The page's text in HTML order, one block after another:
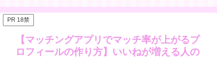
PR 18禁
【マッチングアプリでマッチ率が上がるプ
ロフィールの作り方】いいねが増える人の